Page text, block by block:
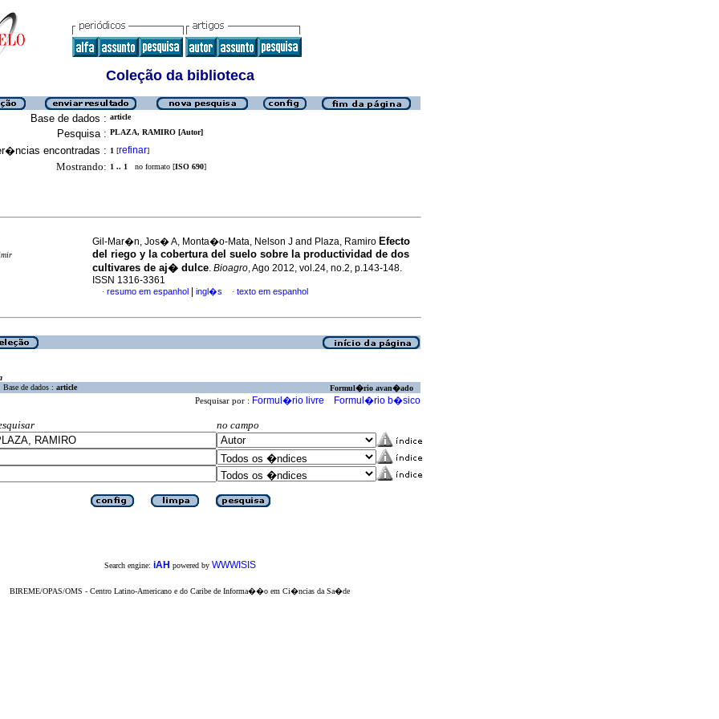
Coleção da biblioteca
Base de dados : article
Pesquisa : PLAZA, RAMIRO [Autor]
encontradas : 1 [refinar]
Mostrando: 1 .. 1 no formato [ISO 690]
Gil-Mar�n, Jos� A, Monta�o-Mata, Nelson J and Plaza, Ramiro Efecto
del riego y la cobertura del suelo sobre la productividad de dos
cultivares de aj� dulce. Bioagro, Ago 2012, vol.24, no.2, p.143-148.
ISSN 1316-3361
· resumo em espanhol ingl�s · texto em espanhol
Base de dados : article Formul�rio avan�ado
Pesquisar por : Formul�rio livre Formul�rio b�sico
no campo
Search engine: iAH powered by WWWISIS
BIREME/OPAS/OMS - Centro Latino-Americano e do Caribe de Informa��o em Ci�ncias da Sa�de